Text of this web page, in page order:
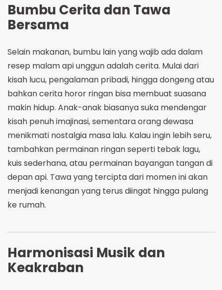
Bumbu Cerita dan Tawa
Bersama
Selain makanan, bumbu lain yang wajib ada dalam
resep malam api unggun adalah cerita. Mulai dari
kisah lucu, pengalaman pribadi, hingga dongeng atau
bahkan cerita horor ringan bisa membuat suasana
makin hidup. Anak-anak biasanya suka mendengar
kisah penuh imajinasi, sementara orang dewasa
menikmati nostalgia masa lalu. Kalau ingin lebih seru,
tambahkan permainan ringan seperti tebak lagu,
kuis sederhana, atau permainan bayangan tangan di
depan api. Tawa yang tercipta dari momen ini akan
menjadi kenangan yang terus diingat hingga pulang
ke rumah.
Harmonisasi Musik dan
Keakraban